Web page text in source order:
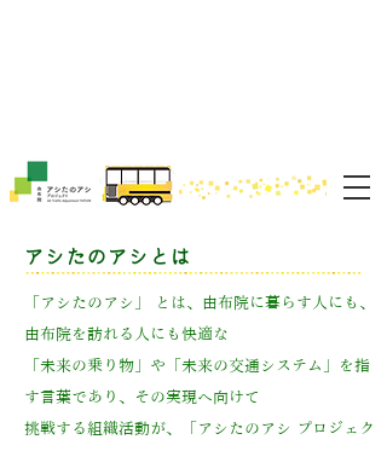
アシたのアシとは
「アシたのアシ」 とは、由布院に暮らす人にも、
由布院を訪れる人にも快適な
「未来の乗り物」や「未来の交通システム」を指
す言葉であり、その実現へ向けて
挑戦する組織活動が、「アシたのアシ プロジェク